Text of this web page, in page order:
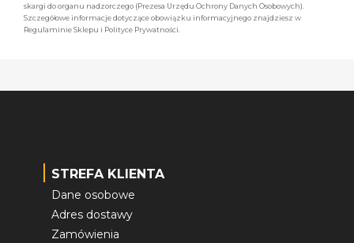
skargi do organu nadzorczego (Prezesa Urzędu Ochrony Danych Osobowych).
Szczegółowe informacje dotyczące obowiązku informacyjnego znajdziesz w
Regulaminie Sklepu i Polityce Prywatności.
STREFA KLIENTA
Dane osobowe
Adres dostawy
Zamówienia